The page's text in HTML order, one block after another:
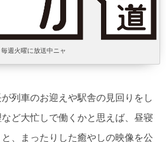
毎週火曜に放送中ニャ
列車のお迎えや駅舎の見回りをし
ど大忙しで働くかと思えば、昼寝
、まったりした癒やしの映像を公